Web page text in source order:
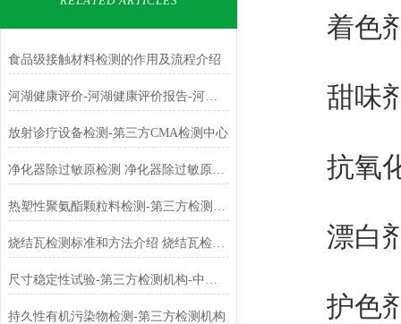
食品级接触材料检测的作用及流程介绍
河湖健康评价-河湖健康评价报告-河湖健康评价机构-河湖健康评价流程
放射诊疗设备检测-第三方CMA检测中心
净化器除过敏原检测 净化器除过敏原检测方法介绍
热塑性聚氨酯颗粒料检测-第三方检测机构
烧结瓦检测标准和方法介绍 烧结瓦检测机构有哪些
​尺寸稳定性试验-第三方检测机构-中科检测
持久性有机污染物检测-第三方检测机构
着色剂
甜味剂
抗氧化
漂白剂
护色剂